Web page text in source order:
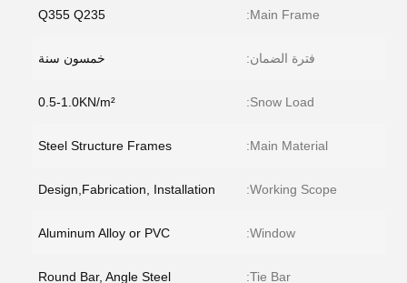
Main Frame:
Q355 Q235
فترة الضمان: خمسون سنة
Snow Load:
0.5-1.0KN/m²
Main Material:
Steel Structure Frames
Working Scope:
Design,Fabrication, Installation
Window:
Aluminum Alloy or PVC
Tie Bar:
Round Bar, Angle Steel